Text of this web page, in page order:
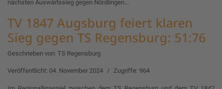
nächsten Auswärtssieg gegen Nördlingen...
TV 1847 Augsburg feiert klaren
Sieg gegen TS Regensburg: 51:76
Geschrieben von: TS Regensburg
Veröffentlicht: 04. November 2024 Zugriffe: 964